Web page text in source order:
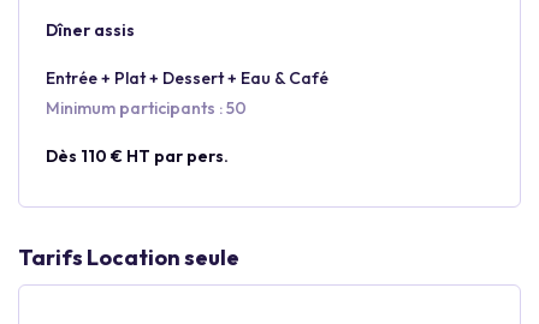
Dîner assis
Entrée + Plat + Dessert + Eau & Café
Minimum participants : 50
Dès 110 € HT par pers.
Tarifs Location seule